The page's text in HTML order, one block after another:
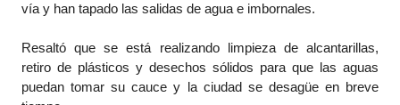
vía y han tapado las salidas de agua e imbornales.
Resaltó que se está realizando limpieza de alcantarillas,
retiro de plásticos y desechos sólidos para que las aguas
puedan tomar su cauce y la ciudad se desagüe en breve